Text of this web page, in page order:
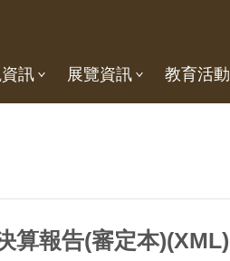
訊 展覽資訊 教育活動
算報告(審定本)(XML)